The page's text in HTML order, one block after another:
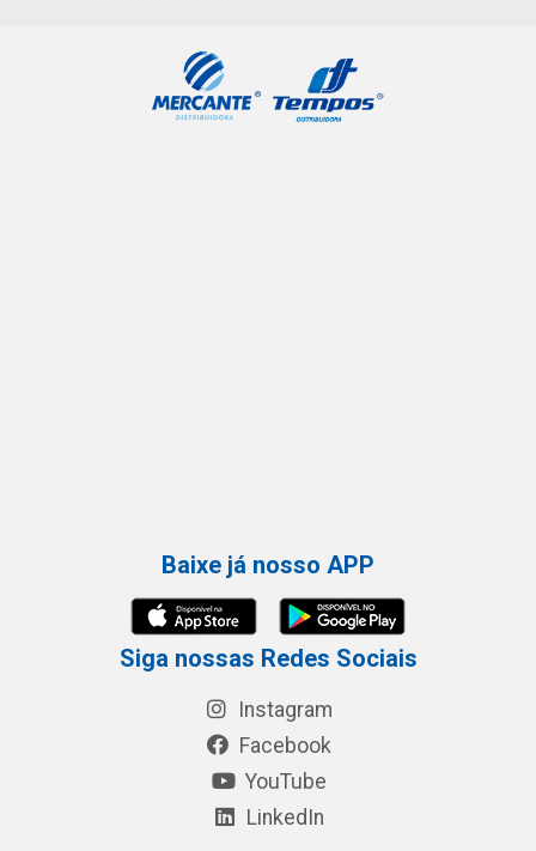
Baixe já nosso APP
Siga nossas Redes Sociais
Instagram
Facebook
YouTube
LinkedIn